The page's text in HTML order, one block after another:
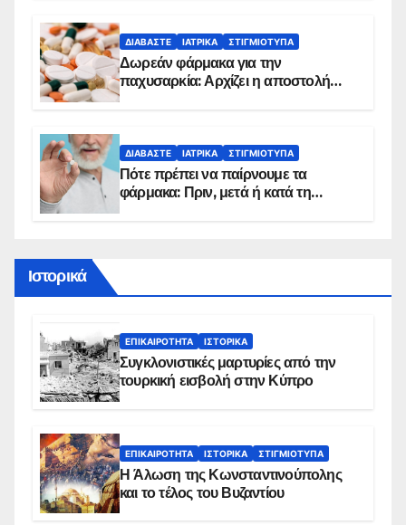
ΔΙΑΒΆΣΤΕ ΙΑΤΡΙΚΆ ΣΤΙΓΜΙΌΤΥΠΑ
Δωρεάν φάρμακα για την
παχυσαρκία: Αρχίζει η αποστολή
ΔΙΑΒΆΣΤΕ ΙΑΤΡΙΚΆ ΣΤΙΓΜΙΌΤΥΠΑ
Πότε πρέπει να παίρνουμε τα
φάρμακα: Πριν, μετά ή κατά τη
Ιστορικά
ΕΠΙΚΑΙΡΌΤΗΤΑ ΙΣΤΟΡΙΚΆ
Συγκλονιστικές μαρτυρίες από την
τουρκική εισβολή στην Κύπρο
ΕΠΙΚΑΙΡΌΤΗΤΑ ΙΣΤΟΡΙΚΆ ΣΤΙΓΜΙΌΤΥΠΑ
Η Άλωση της Κωνσταντινούπολης
και το τέλος του Βυζαντίου